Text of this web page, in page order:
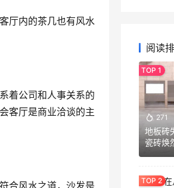
厅内的茶几也有风水
着公司和人事关系的
客厅是商业洽谈的主
合风水之道，沙发是
阅读
271
地板砖
瓷砖焕
七杀格